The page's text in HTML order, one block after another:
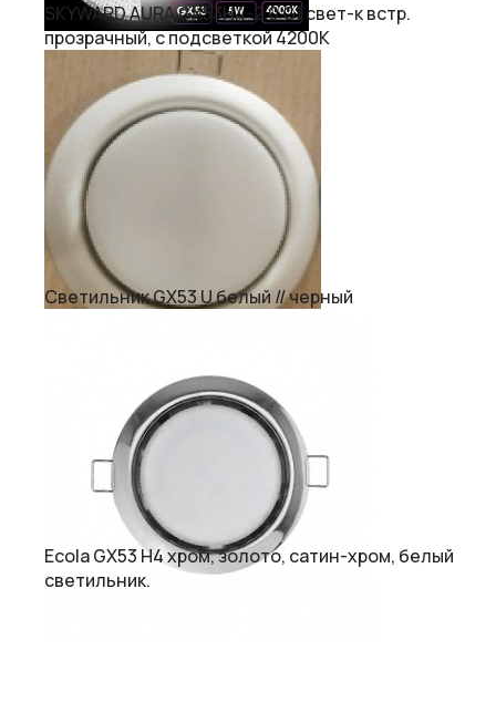
SKYWARD AURA GX53H4-2.0 G1 свет-к встр.
прозрачный, с подсветкой 4200К
Светильник GX53 U белый // черный
Ecola GX53 H4 хром, золото, сатин-хром, белый
светильник.